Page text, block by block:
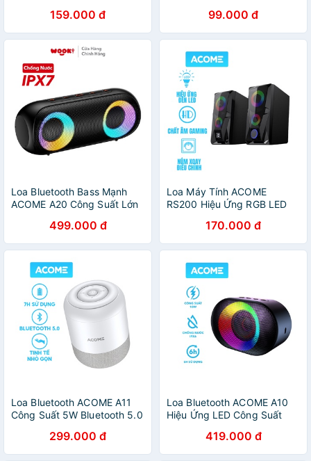
Playtime 6H - BẢO HÀNH 12
THÁNG
159.000 đ
Nhanh Siêu Nhẹ
99.000 đ
Loa Bluetooth Bass Mạnh
ACOME A20 Công Suất Lớn
Chống Nước Âm Thanh Chất
Lượng Cao Sử Dụng 30H
499.000 đ
Loa Máy Tính ACOME
RS200 Hiệu Ứng RGB LED
Động Chất Lượng Cao - Bảo
Hành 12 Tháng
170.000 đ
Loa Bluetooth ACOME A11
Công Suất 5W Bluetooth 5.0
Nhỏ Gọn Chất Âm Trầm Bảo
Hành 12 Tháng
299.000 đ
Loa Bluetooth ACOME A10
Hiệu Ứng LED Công Suất
Nước IPX6 Công Nghệ TWS
Chất Lượng Cao
419.000 đ